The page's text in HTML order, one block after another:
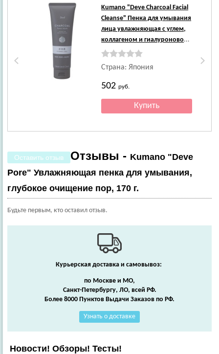
Kumano "Deve Charcoal Facial
Cleanse" Пенка для умывания
лица увлажняющая с углем,
коллагеном и гиалуроновой
кислотой, 170 г.
Страна: Япония
502руб.
Оставить отзыв Отзывы - Kumano "Deve
Pore" Увлажняющая пенка для умывания,
глубокое очищение пор, 170 г.
Будьте первым, кто оставил отзыв.
Курьерская доставка и самовывоз:
по Москве и МО,
Санкт-Петербургу, ЛО, всей РФ.
Более 8000 Пунктов Выдачи Заказов по РФ.
Узнать о доставке
Новости! Обзоры! Тесты!